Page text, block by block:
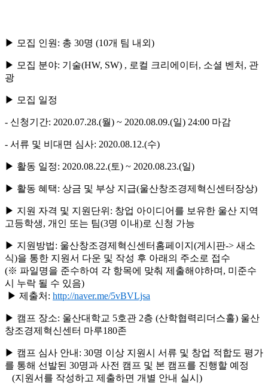
▶ 모집 인원: 총 30명 (10개 팀 내외 )
▶ 모집 분야: 기술(HW, SW) , 로컬 크리에이터 , 소셜 벤처 , 관
광
▶ 모집 일정
- 신청기간: 2020.07.28.(월) ~ 2020.08.09.(일) 24:00 마감
- 서류 및 비대면 심사: 2020.08.12.(수)
▶ 활동 일정: 2020.08.22.(토) ~ 2020.08.23.(일)
▶ 활동 혜택: 상금 및 부상 지급(울산창조경제혁신센터장상)
▶ 지원 자격 및 지원단위: 창업 아이디어를 보유한 울산 지역
고등학생, 개인 또는 팀(3명 이내)로 신청 가능
▶ 지원방법: 울산창조경제혁신센터홈페이지 (게시판-> 새소
식)을 통한 지원서 다운 및 작성 후 아래의 주소로 접수
(※ 파일명을 준수하여 각 항목에 맞춰 제출해야하며 , 미준수
시 누락 될 수 있음)
▶ 제출처: http://naver.me/5vBVLjsa
▶ 캠프 장소: 울산대학교 5호관 2층 (산학협력리더스홀) 울산
창조경제혁신센터 마루180존
▶ 캠프 심사 안내: 30명 이상 지원시 서류 및 창업 적합도 평가
를 통해 선발된 30명과 사전 캠프 및 본 캠프를 진행할 예정
(지원서를 작성하고 제출하면 개별 안내 실시 )